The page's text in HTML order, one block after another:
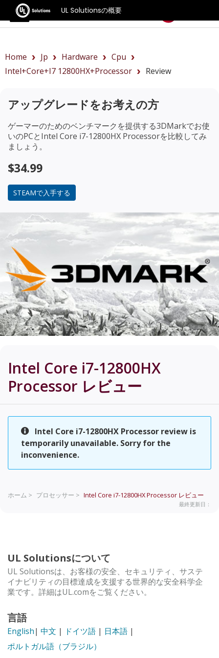
UL Solutionsの概要
ベンチマーク
Home Jp Hardware
Cpu
Intel+Core+i7 12800HX+Processor
Review
アップグレードをお考えの方
ゲーマーのためのベンチマークを提供する3DMarkでお使
いのPCとIntel Core i7-12800HX Processorを比較してみ
ましょう。
$34.99
STEAMで入手する
Intel Core i7-12800HX
Processor レビュー
Intel Core i7-12800HX Processor review is
temporarily unavailable. Sorry for the
inconvenience.
ホーム > プロセッサー > Intel Core i7-12800HX Processor レビュー
最終更新日：
UL Solutionsについて
UL Solutionsは、お客様の安全、セキュリティ、サステ
イナビリティの目標達成を支援する世界的な安全科学企
業です。詳細はUL.comをご覧ください。
言語
English| 中文 | ドイツ語 | 日本語 |
ポルトガル語（ブラジル）